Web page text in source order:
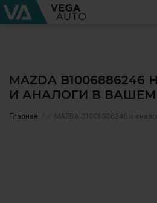
MAZDA
И АНАЛОГИ В ВАШЕМ
Главная ✅ MAZDA B1006886246 и